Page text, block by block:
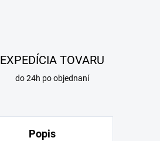
EXPEDÍCIA TOVARU
do 24h po objednaní
Popis